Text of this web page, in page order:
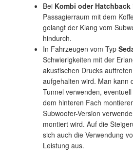
Bei Kombi oder Hatchback
Passagierraum mit dem
gelangt der Klang vom
hindurch.
In Fahrzeugen vom Typ
Schwierigkeiten mit der
akustischen Drucks
aufgehalten wird. Man kann
Tunnel verwenden,
dem hinteren Fach
Subwoofer-Version
montiert wird. Auf die
sich auch die Verwendung
Leistung aus.